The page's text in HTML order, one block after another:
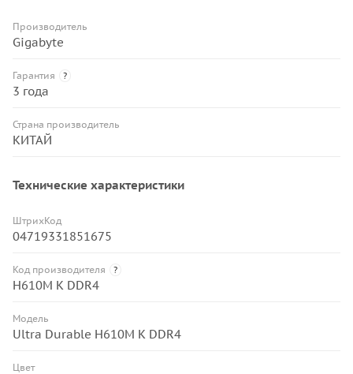
Производитель
Gigabyte
Гарантия ?
3 года
Страна производитель
КИТАЙ
Технические характеристики
ШтрихКод
04719331851675
Код производителя ?
H610M K DDR4
Модель
Ultra Durable H610M K DDR4
Цвет